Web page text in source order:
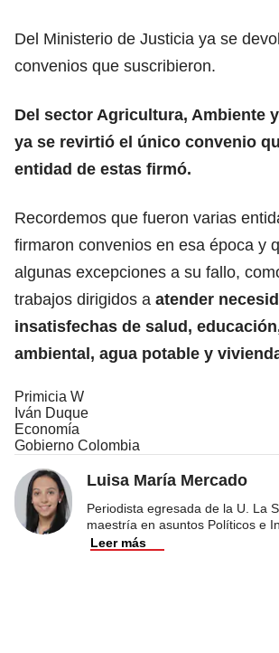
Del Ministerio de Justicia ya se
convenios que suscribieron.
Del sector Agricultura, Ambiente
ya se revirtió el único convenio
entidad de estas firmó.
Recordemos que fueron varias
firmaron convenios en esa época y
algunas excepciones a su fallo,
trabajos dirigidos a atender
insatisfechas de salud,
ambiental, agua potable y
Primicia W
Iván Duque
Economía
Gobierno Colombia
Luisa María Mercado
Periodista egresada de la U. La
maestría en asuntos Políticos e
Leer más